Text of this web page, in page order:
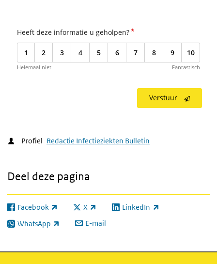
Heeft deze informatie u geholpen?*
1 2 3 4 5 6 7 8 9 10
Helemaal niet Fantastisch
Verstuur
Profiel Redactie Infectieziekten Bulletin
Deel deze pagina
Facebook
(externe link) X
(externe link) LinkedIn
(externe link)
WhatsApp
(externe link) E-mail